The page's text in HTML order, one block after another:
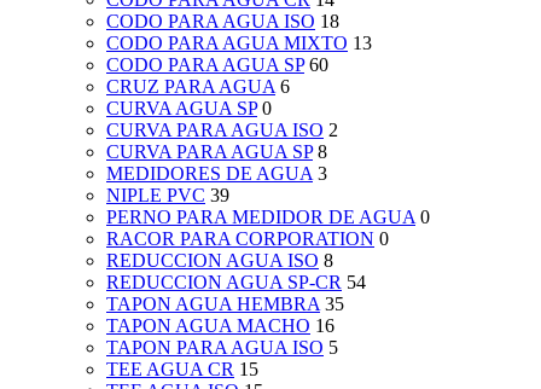
CODO PARA AGUA ISO 18
CODO PARA AGUA MIXTO 13
CODO PARA AGUA SP 60
CRUZ PARA AGUA 6
CURVA AGUA SP 0
CURVA PARA AGUA ISO 2
CURVA PARA AGUA SP 8
MEDIDORES DE AGUA 3
NIPLE PVC 39
PERNO PARA MEDIDOR DE AGUA 0
RACOR PARA CORPORATION 0
REDUCCION AGUA ISO 8
REDUCCION AGUA SP-CR 54
TAPON AGUA HEMBRA 35
TAPON AGUA MACHO 16
TAPON PARA AGUA ISO 5
TEE AGUA CR 15